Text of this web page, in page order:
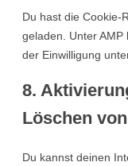
Du hast die Cookie-
geladen. Unter
der Einwilligung
8.
Löschen
Du kannst deinen